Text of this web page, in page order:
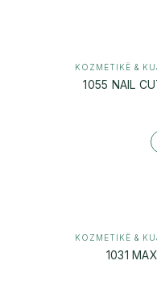
KOZMETIKË &
1055 NAIL
KOZMETIKË &
1031